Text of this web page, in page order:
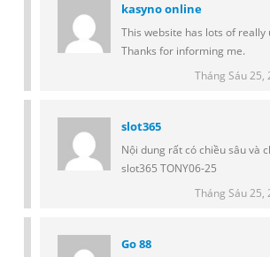
kasyno online
This website has lots of really
Thanks for informing me.
Tháng Sáu 25,
slot365
Nội dung rất có chiều sâu và
slot365 TONY06-25
Tháng Sáu 25,
Go 88